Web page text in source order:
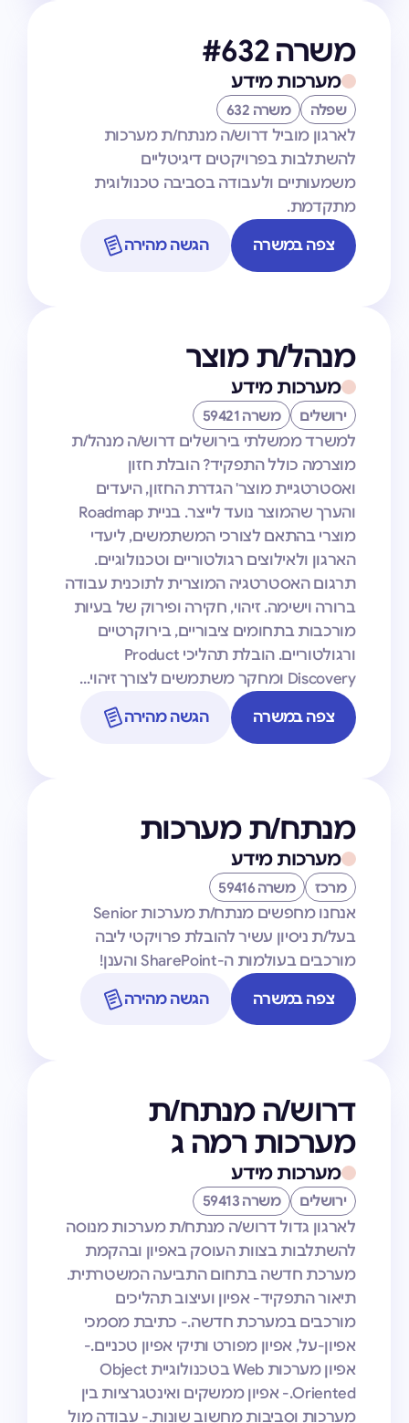
משרה #632
מערכות מידע
שפלה משרה 632
לארגון מוביל דרוש/ה מנתח/ת מערכות
להשתלבות בפרויקטים דיגיטליים
משמעותיים ולעבודה בסביבה טכנולוגית
מתקדמת.
צפה במשרה
הגשה מהירה
מנהל/ת מוצר
מערכות מידע
ירושלים משרה 59421
למשרד ממשלתי בירושלים דרוש/ה מנהל/ת
מוצרמה כולל התפקיד? הובלת חזון
ואסטרטגיית מוצר' הגדרת החזון, היעדים
והערך שהמוצר נועד לייצר. בניית Roadmap
מוצרי בהתאם לצורכי המשתמשים, ליעדי
הארגון ולאילוצים רגולטוריים וטכנולוגיים.
תרגום האסטרטגיה המוצרית לתוכנית עבודה
ברורה וישימה. זיהוי, חקירה ופירוק של בעיות
מורכבות בתחומים ציבוריים, בירוקרטיים
ורגולטוריים. הובלת תהליכי Product
Discovery ומחקר משתמשים לצורך זיהוי…
צפה במשרה
הגשה מהירה
מנתח/ת מערכות
מערכות מידע
מרכז משרה 59416
אנחנו מחפשים מנתח/ת מערכות Senior
בעל/ת ניסיון עשיר להובלת פרויקטי ליבה
מורכבים בעולמות ה-SharePoint והענן!
צפה במשרה
הגשה מהירה
דרוש/ה מנתח/ת
מערכות רמה ג
מערכות מידע
ירושלים משרה 59413
לארגון גדול דרוש/ה מנתח/ת מערכות מנוסה
להשתלבות בצוות העוסק באפיון ובהקמת
מערכת חדשה בתחום התביעה המשטרתית.
תיאור התפקיד- אפיון ועיצוב תהליכים
מורכבים במערכת חדשה.- כתיבת מסמכי
אפיון-על, אפיון מפורט ותיקי אפיון טכניים.-
אפיון מערכות Web בטכנולוגיית Object
Oriented.- אפיון ממשקים ואינטגרציות בין
מערכות וסביבות מחשוב שונות.- עבודה מול